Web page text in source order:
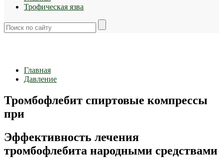
Трофическая язва
Главная
Давление
Тромбофлебит спиртовые компрессы
при
Эффективность лечения
тромбофлебита народными средствами